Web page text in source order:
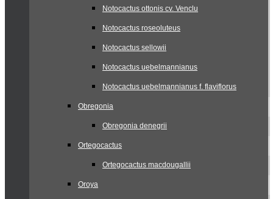
Notocactus ottonis cv. Venclu
Notocactus roseoluteus
Notocactus sellowii
Notocactus uebelmannianus
Notocactus uebelmannianus f. flaviflorus
Obregonia
Obregonia denegrii
Ortegocactus
Ortegocactus macdougallii
Oroya